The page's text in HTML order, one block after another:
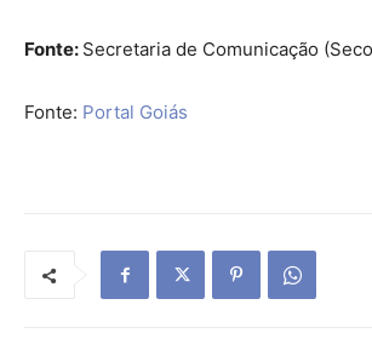
Fonte: Secretaria de Comunicação
Fonte: Portal Goiás